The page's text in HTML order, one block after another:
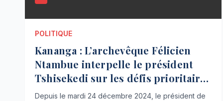
POLITIQUE
Kananga : L’archevêque Félicien
Ntambue interpelle le président
Tshisekedi sur les défis prioritaires
du Kasaï Central
Depuis le mardi 24 décembre 2024, le président de